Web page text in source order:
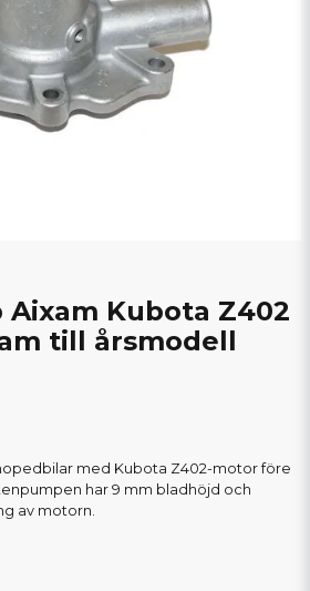
Kubota Z402
till årsmodell
med Kubota Z402-motor före
har 9 mm bladhöjd och
av motorn.